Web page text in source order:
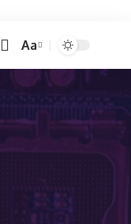
Font
Aa